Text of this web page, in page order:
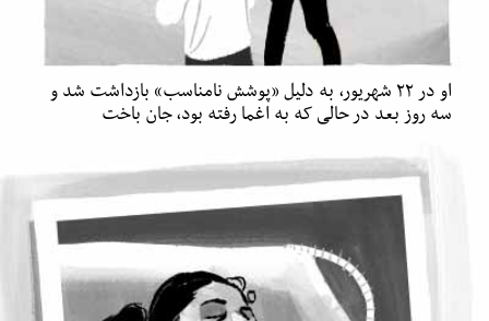
او در ۲۲ شهریور، به دلیل «پوشش نامناسب» بازداشت شد و
سه روز بعد در حالی که به اغما رفته بود، جان باخت